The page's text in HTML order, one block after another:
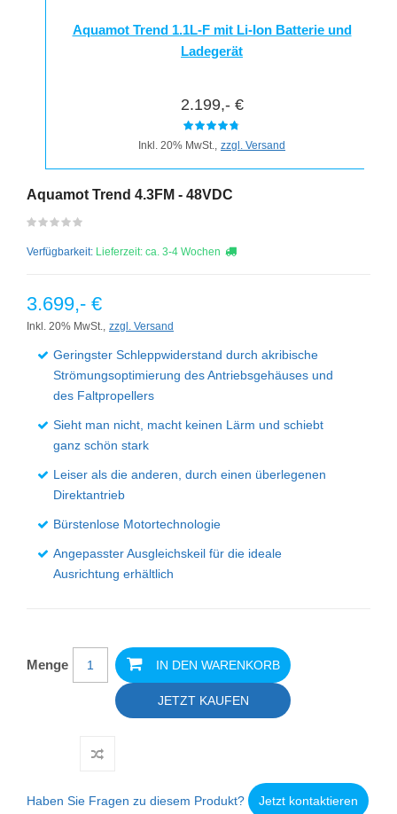
Aquamot Trend 1.1L-F mit Li-Ion Batterie und
Ladegerät
2.199,- €
Inkl. 20% MwSt., zzgl. Versand
Aquamot Trend 4.3FM - 48VDC
Verfügbarkeit: Lieferzeit: ca. 3-4 Wochen
3.699,- €
Inkl. 20% MwSt., zzgl. Versand
Geringster Schleppwiderstand durch akribische
Strömungsoptimierung des Antriebsgehäuses und
des Faltpropellers
Sieht man nicht, macht keinen Lärm und schiebt
ganz schön stark
Leiser als die anderen, durch einen überlegenen
Direktantrieb
Bürstenlose Motortechnologie
Angepasster Ausgleichskeil für die ideale
Ausrichtung erhältlich
Menge IN DEN WARENKORB
JETZT KAUFEN
Haben Sie Fragen zu diesem Produkt? Jetzt kontaktieren